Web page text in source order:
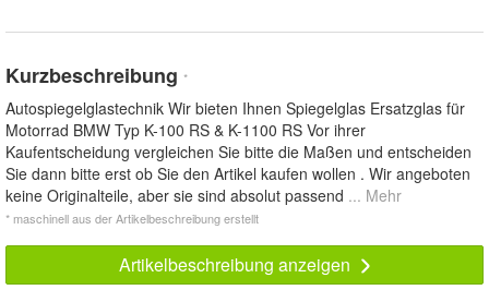
Kurzbeschreibung *
Autospiegelglastechnik Wir bieten Ihnen Spiegelglas Ersatzglas für
Motorrad BMW Typ K-100 RS & K-1100 RS Vor ihrer
Kaufentscheidung vergleichen Sie bitte die Maßen und entscheiden
Sie dann bitte erst ob Sie den Artikel kaufen wollen . Wir angeboten
keine Originalteile, aber sie sind absolut passend ... Mehr
* maschinell aus der Artikelbeschreibung erstellt
Artikelbeschreibung anzeigen